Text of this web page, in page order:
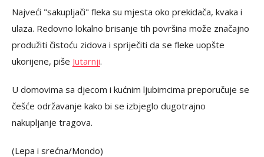
Najveći "sakupljači" fleka su mjesta oko prekidača, kvaka i
ulaza. Redovno lokalno brisanje tih površina može značajno
produžiti čistoću zidova i spriječiti da se fleke uopšte
ukorijene, piše Jutarnji.
U domovima sa djecom i kućnim ljubimcima preporučuje se
češće održavanje kako bi se izbjeglo dugotrajno
nakupljanje tragova.
(Lepa i srećna/Mondo)